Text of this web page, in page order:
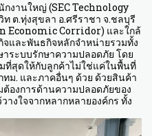
กงานใหญ่ (SEC Technology
ท ต.ทุ่งสุขลา อ.ศรีราชา จ.ชลบุรี
Economic Corridor) และใกล้
และพันธกิจหลักจำหน่ายรวมทั้ง
ระบบรักษาความปลอดภัย โดย
ที่สุดให้กับลูกค้าไม่ใช่แค่ในพื้นที่
ม. และภาคอื่นๆ ด้วย ด้วยสินค้า
องการด้านความปลอดภัยของ
างใจจากหลากหลายองค์กร ทั้ง